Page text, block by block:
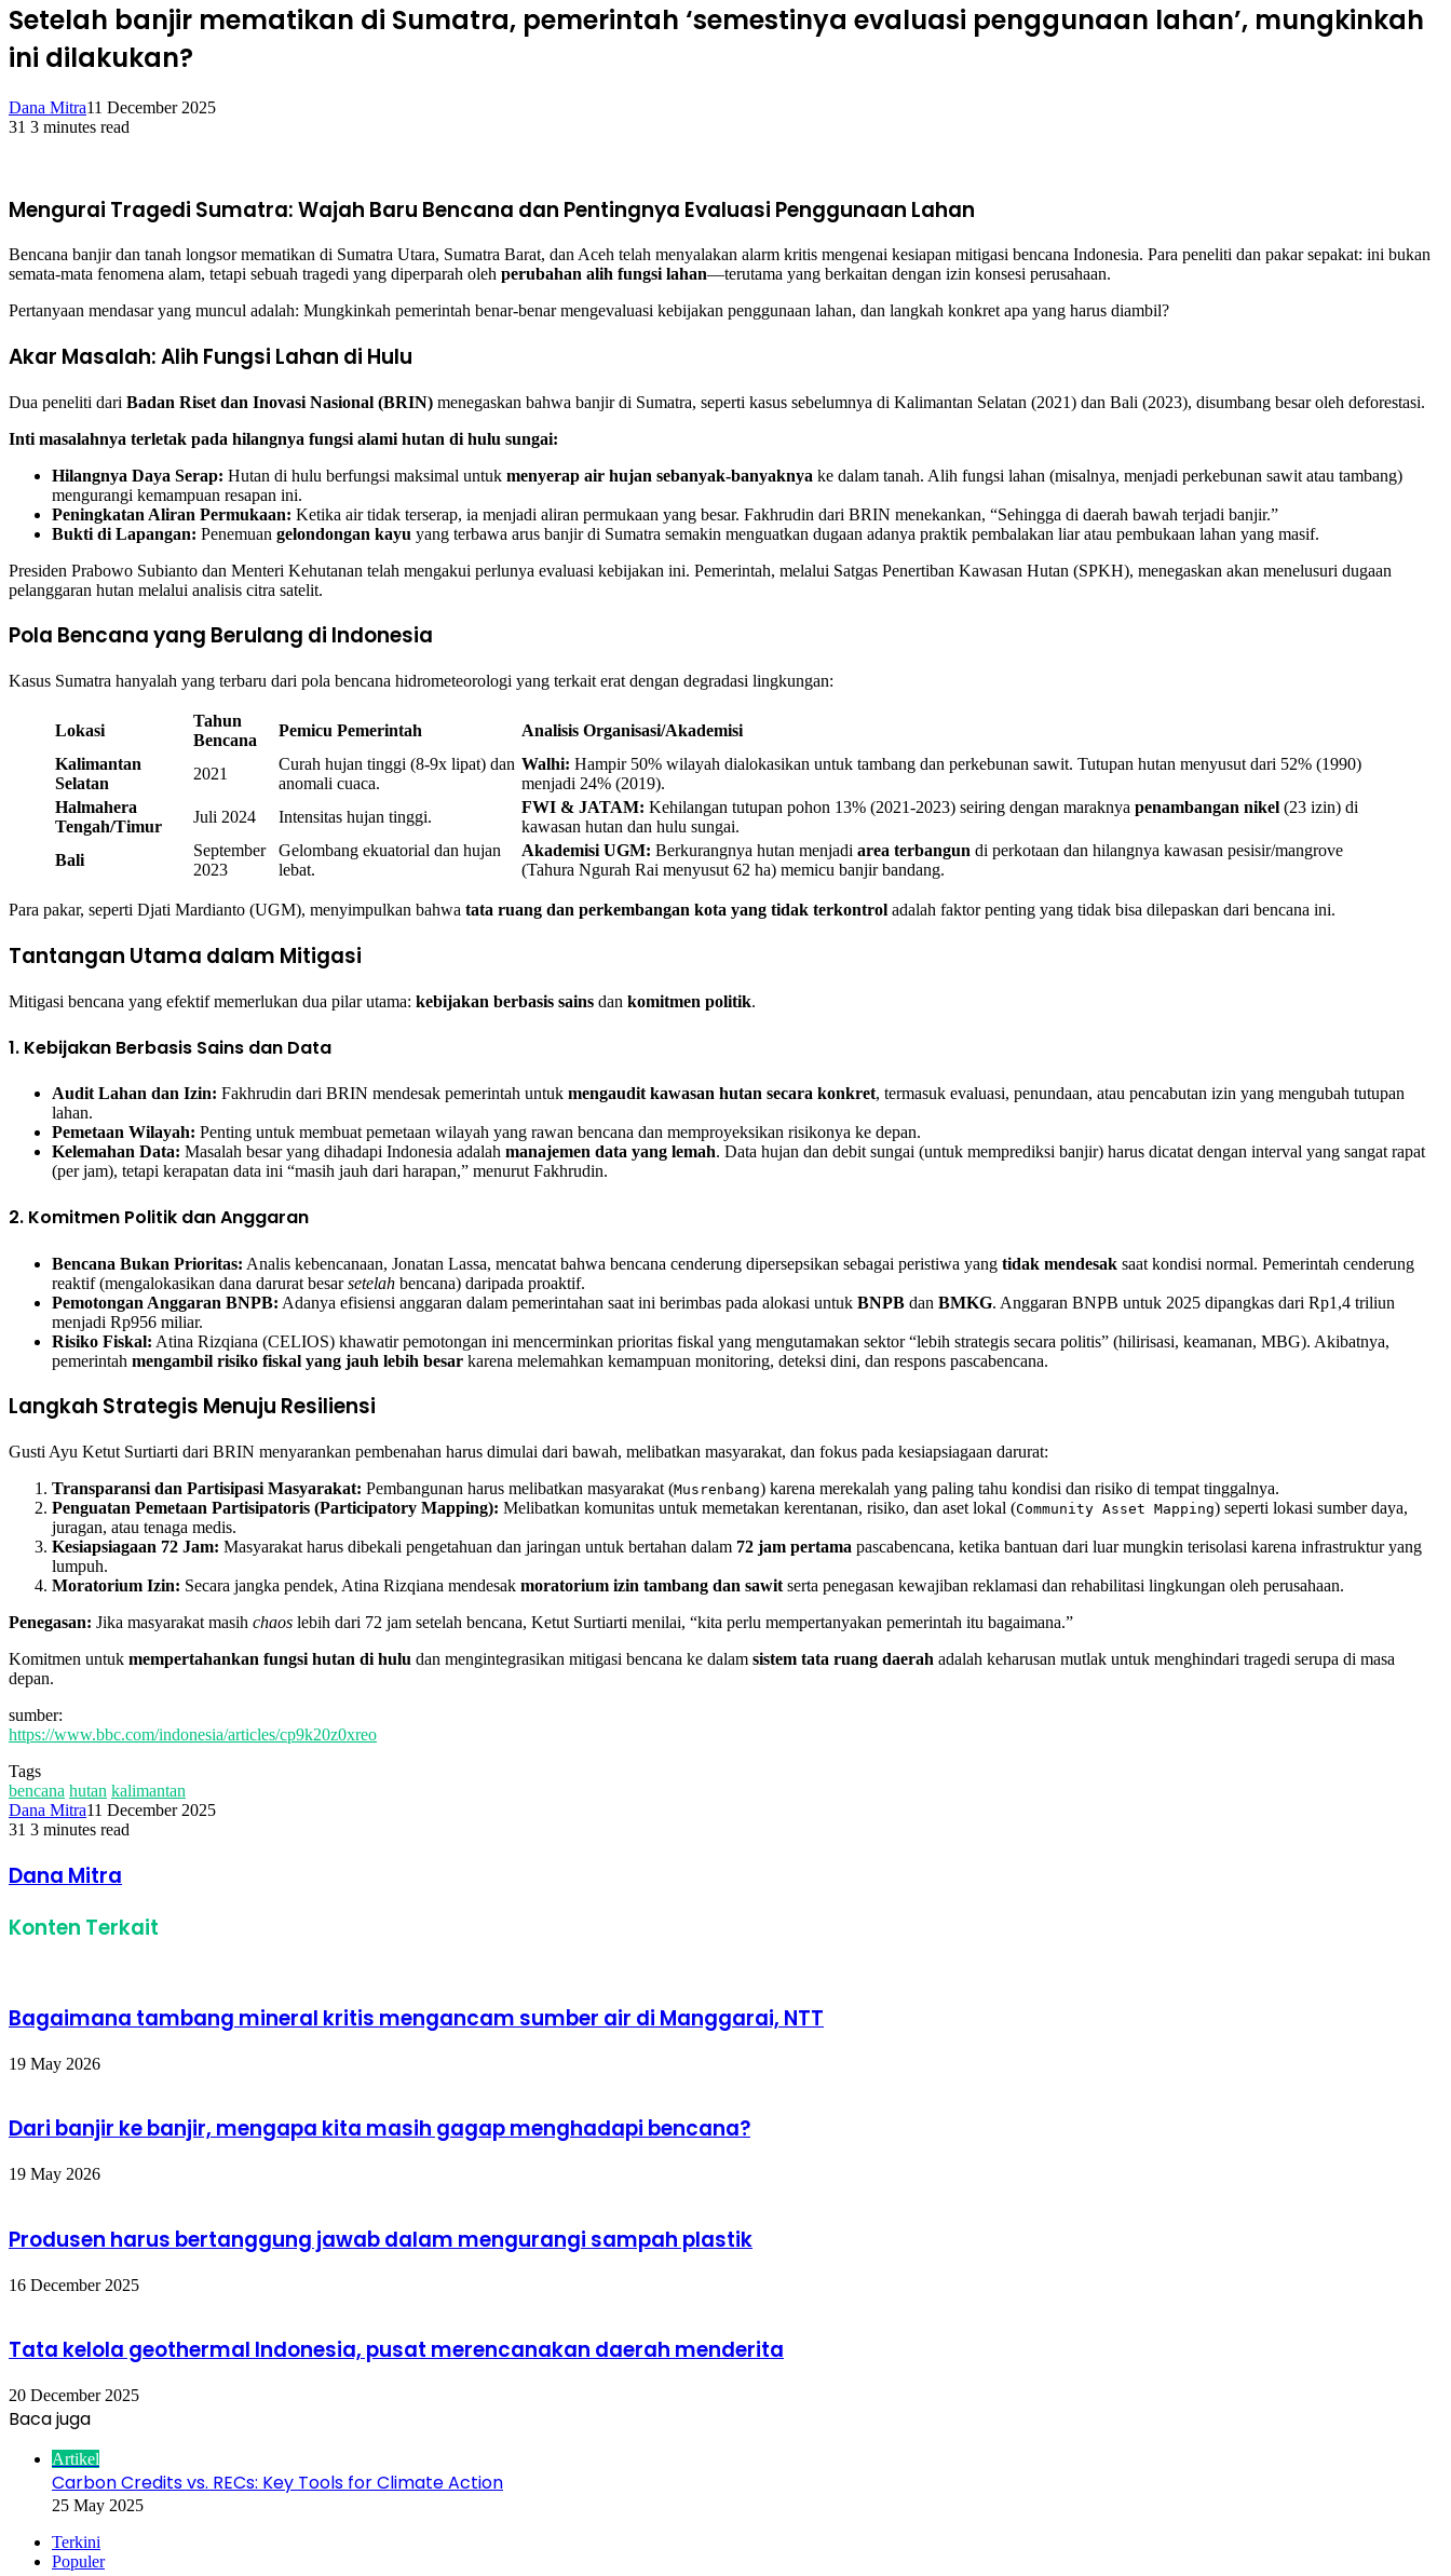
Setelah banjir mematikan di Sumatra, pemerintah ‘semestinya evaluasi penggunaan lahan’, mungkinkah
ini dilakukan?
Dana Mitra11 December 2025
31 3 minutes read
Mengurai Tragedi Sumatra: Wajah Baru Bencana dan Pentingnya Evaluasi Penggunaan Lahan
Bencana banjir dan tanah longsor mematikan di Sumatra Utara, Sumatra Barat, dan Aceh telah menyalakan alarm kritis mengenai kesiapan mitigasi bencana Indonesia. Para peneliti dan pakar sepakat: ini bukan
semata-mata fenomena alam, tetapi sebuah tragedi yang diperparah oleh perubahan alih fungsi lahan—terutama yang berkaitan dengan izin konsesi perusahaan.
Pertanyaan mendasar yang muncul adalah: Mungkinkah pemerintah benar-benar mengevaluasi kebijakan penggunaan lahan, dan langkah konkret apa yang harus diambil?
Akar Masalah: Alih Fungsi Lahan di Hulu
Dua peneliti dari Badan Riset dan Inovasi Nasional (BRIN) menegaskan bahwa banjir di Sumatra, seperti kasus sebelumnya di Kalimantan Selatan (2021) dan Bali (2023), disumbang besar oleh deforestasi.
Inti masalahnya terletak pada hilangnya fungsi alami hutan di hulu sungai:
Hilangnya Daya Serap: Hutan di hulu berfungsi maksimal untuk menyerap air hujan sebanyak-banyaknya ke dalam tanah. Alih fungsi lahan (misalnya, menjadi perkebunan sawit atau tambang)
mengurangi kemampuan resapan ini.
Peningkatan Aliran Permukaan: Ketika air tidak terserap, ia menjadi aliran permukaan yang besar. Fakhrudin dari BRIN menekankan, “Sehingga di daerah bawah terjadi banjir.”
Bukti di Lapangan: Penemuan gelondongan kayu yang terbawa arus banjir di Sumatra semakin menguatkan dugaan adanya praktik pembalakan liar atau pembukaan lahan yang masif.
Presiden Prabowo Subianto dan Menteri Kehutanan telah mengakui perlunya evaluasi kebijakan ini. Pemerintah, melalui Satgas Penertiban Kawasan Hutan (SPKH), menegaskan akan menelusuri dugaan
pelanggaran hutan melalui analisis citra satelit.
Pola Bencana yang Berulang di Indonesia
Kasus Sumatra hanyalah yang terbaru dari pola bencana hidrometeorologi yang terkait erat dengan degradasi lingkungan:
Lokasi
Tahun
Bencana
Pemicu Pemerintah
Analisis Organisasi/Akademisi
Kalimantan
Selatan
2021
Curah hujan tinggi (8-9x lipat) dan
anomali cuaca.
Walhi: Hampir 50% wilayah dialokasikan untuk tambang dan perkebunan sawit. Tutupan hutan menyusut dari 52% (1990)
menjadi 24% (2019).
Halmahera
Tengah/Timur
Juli 2024 Intensitas hujan tinggi.
FWI & JATAM: Kehilangan tutupan pohon 13% (2021-2023) seiring dengan maraknya penambangan nikel (23 izin) di
kawasan hutan dan hulu sungai.
Bali
September
2023
Gelombang ekuatorial dan hujan
lebat.
Akademisi UGM: Berkurangnya hutan menjadi area terbangun di perkotaan dan hilangnya kawasan pesisir/mangrove
(Tahura Ngurah Rai menyusut 62 ha) memicu banjir bandang.
Para pakar, seperti Djati Mardianto (UGM), menyimpulkan bahwa tata ruang dan perkembangan kota yang tidak terkontrol adalah faktor penting yang tidak bisa dilepaskan dari bencana ini.
Tantangan Utama dalam Mitigasi
Mitigasi bencana yang efektif memerlukan dua pilar utama: kebijakan berbasis sains dan komitmen politik.
1. Kebijakan Berbasis Sains dan Data
Audit Lahan dan Izin: Fakhrudin dari BRIN mendesak pemerintah untuk mengaudit kawasan hutan secara konkret, termasuk evaluasi, penundaan, atau pencabutan izin yang mengubah tutupan
lahan.
Pemetaan Wilayah: Penting untuk membuat pemetaan wilayah yang rawan bencana dan memproyeksikan risikonya ke depan.
Kelemahan Data: Masalah besar yang dihadapi Indonesia adalah manajemen data yang lemah. Data hujan dan debit sungai (untuk memprediksi banjir) harus dicatat dengan interval yang sangat rapat
(per jam), tetapi kerapatan data ini “masih jauh dari harapan,” menurut Fakhrudin.
2. Komitmen Politik dan Anggaran
Bencana Bukan Prioritas: Analis kebencanaan, Jonatan Lassa, mencatat bahwa bencana cenderung dipersepsikan sebagai peristiwa yang tidak mendesak saat kondisi normal. Pemerintah cenderung
reaktif (mengalokasikan dana darurat besarsetelah bencana) daripada proaktif.
Pemotongan Anggaran BNPB: Adanya efisiensi anggaran dalam pemerintahan saat ini berimbas pada alokasi untuk BNPB dan BMKG. Anggaran BNPB untuk 2025 dipangkas dari Rp1,4 triliun
menjadi Rp956 miliar.
Risiko Fiskal: Atina Rizqiana (CELIOS) khawatir pemotongan ini mencerminkan prioritas fiskal yang mengutamakan sektor “lebih strategis secara politis” (hilirisasi, keamanan, MBG). Akibatnya,
pemerintah mengambil risiko fiskal yang jauh lebih besar karena melemahkan kemampuan monitoring, deteksi dini, dan respons pascabencana.
Langkah Strategis Menuju Resiliensi
Gusti Ayu Ketut Surtiarti dari BRIN menyarankan pembenahan harus dimulai dari bawah, melibatkan masyarakat, dan fokus pada kesiapsiagaan darurat:
Transparansi dan Partisipasi Masyarakat: Pembangunan harus melibatkan masyarakat (Musrenbang) karena merekalah yang paling tahu kondisi dan risiko di tempat tinggalnya.
Penguatan Pemetaan Partisipatoris (Participatory Mapping): Melibatkan komunitas untuk memetakan kerentanan, risiko, dan aset lokal (Community Asset Mapping) seperti lokasi sumber daya,
juragan, atau tenaga medis.
Kesiapsiagaan 72 Jam: Masyarakat harus dibekali pengetahuan dan jaringan untuk bertahan dalam 72 jam pertama pascabencana, ketika bantuan dari luar mungkin terisolasi karena infrastruktur yang
lumpuh.
Moratorium Izin: Secara jangka pendek, Atina Rizqiana mendesak moratorium izin tambang dan sawit serta penegasan kewajiban reklamasi dan rehabilitasi lingkungan oleh perusahaan.
Penegasan: Jika masyarakat masih chaos lebih dari 72 jam setelah bencana, Ketut Surtiarti menilai, “kita perlu mempertanyakan pemerintah itu bagaimana.”
Komitmen untuk mempertahankan fungsi hutan di hulu dan mengintegrasikan mitigasi bencana ke dalam sistem tata ruang daerah adalah keharusan mutlak untuk menghindari tragedi serupa di masa
depan.
sumber:
https://www.bbc.com/indonesia/articles/cp9k20z0xreo
Tags
bencana hutan kalimantan
Dana Mitra11 December 2025
31 3 minutes read
via
Email
Dana Mitra
Konten Terkait
Bagaimana tambang mineral kritis mengancam sumber air di Manggarai, NTT
19 May 2026
Dari banjir ke banjir, mengapa kita masih gagap menghadapi bencana?
19 May 2026
Produsen harus bertanggung jawab dalam mengurangi sampah plastik
16 December 2025
Tata kelola geothermal Indonesia, pusat merencanakan daerah menderita
20 December 2025
Baca juga
Artikel
Carbon Credits vs. RECs: Key Tools for Climate Action
25 May 2025
Terkini
Populer